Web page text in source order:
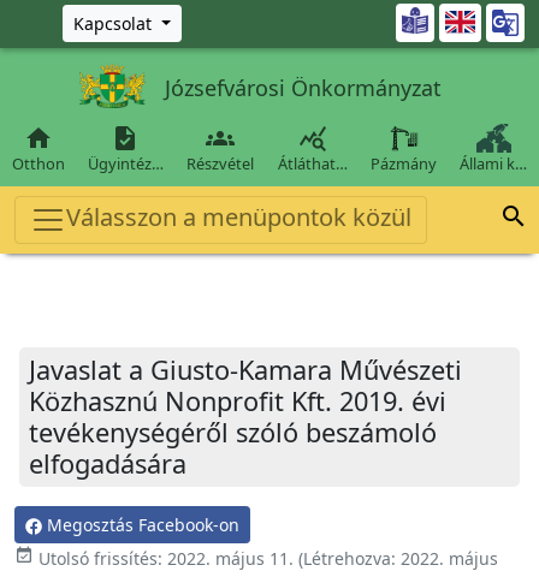
Ugrás a fő tartalomra
Kapcsolat 
Józsefvárosi Önkormányzat

Otthon

Ügyintéz…

Részvétel

Átláthat… Pázmány Állami k…
Válasszon a menüpontok közül 
Javaslat a Giusto-Kamara Művészeti
Közhasznú Nonprofit Kft. 2019. évi
tevékenységéről szóló beszámoló
elfogadására
Megosztás Facebook-on
event_available Utolsó frissítés: 2022. május 11. (Létrehozva: 2022. május